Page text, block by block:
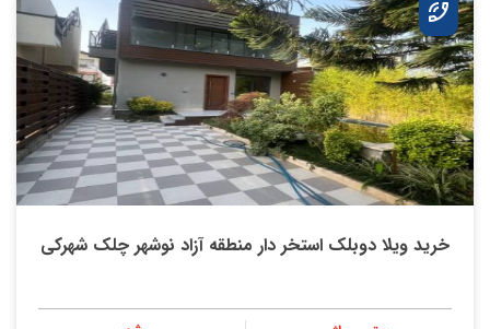
خرید ویلا دوبلک استخر دار منطقه آزاد نوشهر چلک شهرکی